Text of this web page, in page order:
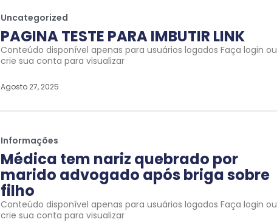
Uncategorized
PAGINA TESTE PARA IMBUTIR LINK
Conteúdo disponível apenas para usuários logados Faça login ou
crie sua conta para visualizar
Agosto 27, 2025
Informações
Médica tem nariz quebrado por
marido advogado após briga sobre
filho
Conteúdo disponível apenas para usuários logados Faça login ou
crie sua conta para visualizar